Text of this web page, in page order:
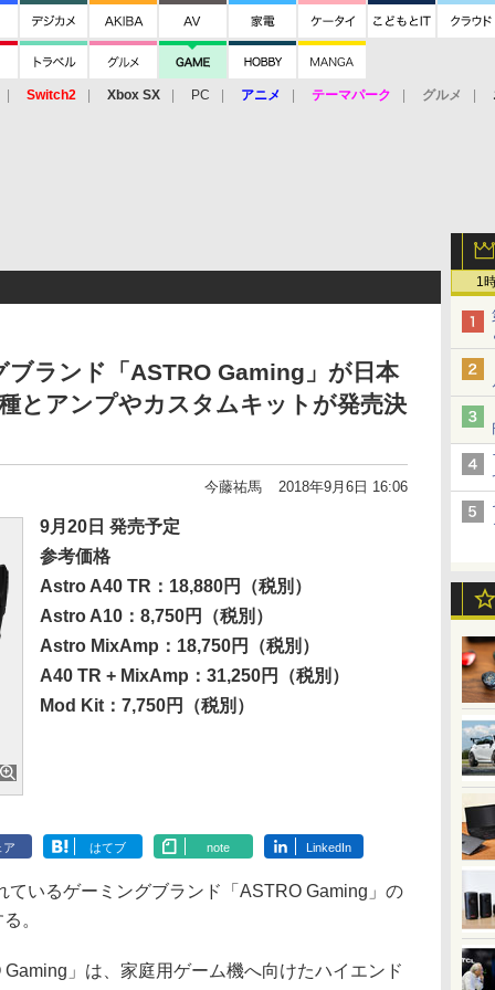
Switch2 Xbox SX PC アニメ テーマパーク グルメ
1
ランド「ASTRO Gaming」が日本
とアンプやカスタムキットが発売決
今藤祐馬 2018年9月6日 16:06
9月20日 発売予定
参考価格
Astro A40 TR：18,880円（税別）
Astro A10：8,750円（税別）
Astro MixAmp：18,750円（税別）
A40 TR + MixAmp：31,250円（税別）
Mod Kit：7,750円（税別）
ア はてブ note LinkedIn
いるゲーミングブランド「ASTRO Gaming」の
。
」は、家庭用ゲーム機へ向けたハイエンド